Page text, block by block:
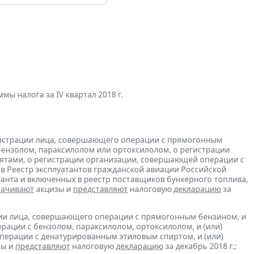
налога за IV квартал 2018 г.
лица, совершающего операции с прямогонным
параксилолом или ортоксилолом, о регистрации
о регистрации организации, совершающей операции с
эксплуатантов гражданской авиации Российской
и включенных в реестр поставщиков бункерного топлива,
акцизы и представляют налоговуюдекларациюза
лица, совершающего операции с прямогонным бензином, и
с бензолом, параксилолом, ортоксилолом, и (или)
с денатурированным этиловым спиртом, и (или)
и представляют налоговуюдекларациюза декабрь 2018 г.;